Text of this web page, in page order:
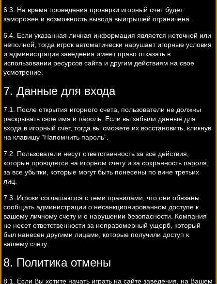
6.3. На время проведения проверки игорный счет будет
заморожен и возможность вывода выигрышей ограничена.
6.4. Если указанная личная информация является неточной или
неполной, тогда игрок автоматически нарушает игорные условия
и администрация заведения имеет право отказать в
использовании ресурсов сайта и другим действиям на свое
усмотрение.
7. Данные для входа
7.1. После открытия игорного счета, пользователи не должны
раскрывать свое имя и пароль. Если вы забыли данные для
входа в игорный счет, тогда вы сможете их восстановить, кликнув
на клавишу “Напомнить пароль”.
7.2. Пользователи несут ответственность за все действия,
которые проводятся на игорном счету и за сохранность пароля,
за все убытки, которые могут быть понесены по вине третьих
лиц.
7.3. Игроки соглашаются с теми правилами, что они обязаны
сообщать администрации о несанкционированном доступе к
вашему личному счету и о нарушении безопасности. Компания
не несет ответственности за неправомерный ущерб, который
был нанесен другими лицами, которые получили доступ к
вашему счету.
8. Политика отмены
8.1. Если Вы хотите начать играть на сайте заведения, на Вашем